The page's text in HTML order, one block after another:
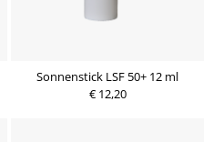
Sonnenstick LSF 50+ 12 ml
€ 12,20